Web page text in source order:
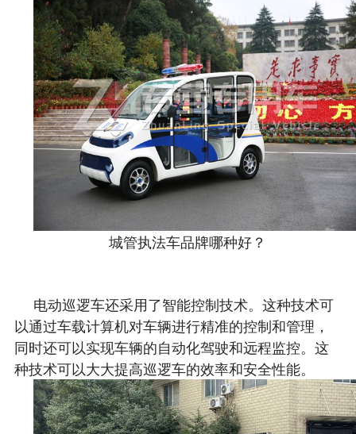
城管执法车品牌哪种好？
电动巡逻车还采用了智能控制技术。这种技术可
以通过车载计算机对车辆进行精准的控制和管理，
同时还可以实现车辆的自动化驾驶和远程监控。这
种技术可以大大提高巡逻车的效率和安全性能。